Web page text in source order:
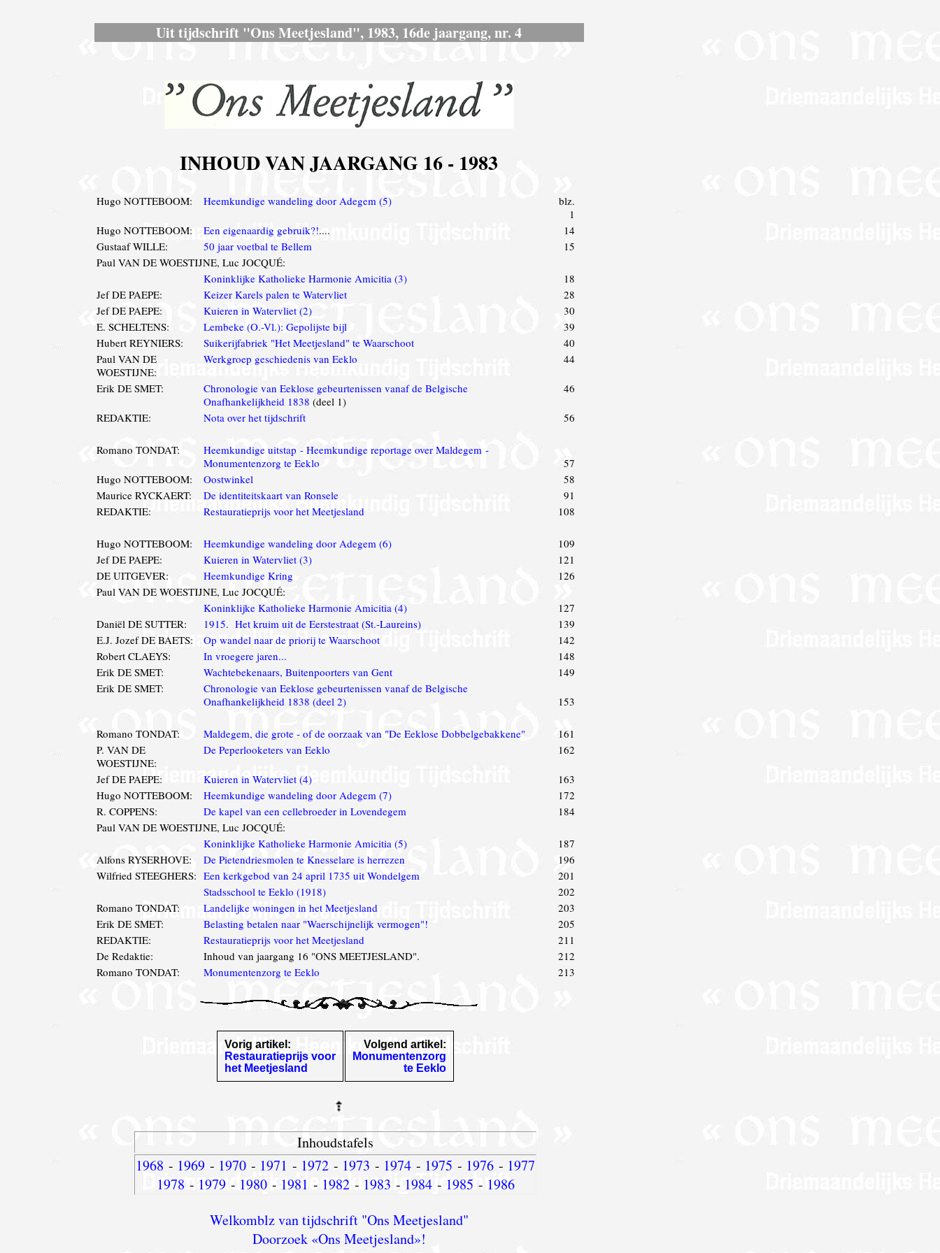
Uit tijdschrift "Ons Meetjesland", 1983, 16de jaargang, nr. 4
INHOUD VAN JAARGANG 16 - 1983
Hugo NOTTEBOOM: Heemkundige wandeling door Adegem (5)
blz.
1
Hugo NOTTEBOOM:
Een eigenaardig gebruik?!....
14
Gustaaf WILLE:
50 jaar voetbal te Bellem
15
Paul VAN DE WOESTIJNE, Luc JOCQUÉ:
Koninklijke Katholieke Harmonie Amicitia (3)
18
Jef DE PAEPE:
Keizer Karels palen te Watervliet
28
Jef DE PAEPE:
Kuieren in Watervliet (2)
30
E. SCHELTENS:
Lembeke (O.-Vl.): Gepolijste bijl
39
Hubert REYNIERS:
Suikerijfabriek "Het Meetjesland" te Waarschoot
40
Paul VAN DE
WOESTIJNE:
Werkgroep geschiedenis van Eeklo 44
Erik DE SMET:
Chronologie van Eeklose gebeurtenissen vanaf de Belgische
Onafhankelijkheid 1838 (deel 1)
46
REDAKTIE: Nota over het tijdschrift 56
Romano TONDAT:
Heemkundige uitstap - Heemkundige reportage over Maldegem -
Monumentenzorg te Eeklo
57
Hugo NOTTEBOOM:
Oostwinkel
58
Maurice RYCKAERT:
De identiteitskaart van Ronsele
91
REDAKTIE:
Restauratieprijs voor het Meetjesland 108
Hugo NOTTEBOOM: Heemkundige wandeling door Adegem (6)
109
Jef DE PAEPE:
Kuieren in Watervliet (3)
121
DE UITGEVER:
Heemkundige Kring
126
Paul VAN DE WOESTIJNE, Luc JOCQUÉ:
Koninklijke Katholieke Harmonie Amicitia (4)
127
Daniël DE SUTTER:
1915. Het kruim uit de Eerstestraat (St.-Laureins)
139
E.J. Jozef DE BAETS:
Op wandel naar de priorij te Waarschoot
142
Robert CLAEYS:
In vroegere jaren...
148
Erik DE SMET:
Wachtebekenaars, Buitenpoorters van Gent
149
Erik DE SMET:
Chronologie van Eeklose gebeurtenissen vanaf de Belgische
Onafhankelijkheid 1838 (deel 2)
153
Romano TONDAT: Maldegem, die grote - of de oorzaak van "De Eeklose Dobbelgebakkene"
161
P. VAN DE
WOESTIJNE:
De Peperlooketers van Eeklo 162
Jef DE PAEPE: Kuieren in Watervliet (4)
163
Hugo NOTTEBOOM:
Heemkundige wandeling door Adegem (7)
172
R. COPPENS:
De kapel van een cellebroeder in Lovendegem
184
Paul VAN DE WOESTIJNE, Luc JOCQUÉ:
Koninklijke Katholieke Harmonie Amicitia (5)
187
Alfons RYSERHOVE:
De Pietendriesmolen te Knesselare is herrezen
196
Wilfried STEEGHERS: Een kerkgebod van 24 april 1735 uit Wondelgem
201
Stadsschool te Eeklo (1918)
202
Romano TONDAT:
Landelijke woningen in het Meetjesland
203
Erik DE SMET:
Belasting betalen naar "Waerschijnelijk vermogen"!
205
REDAKTIE:
Restauratieprijs voor het Meetjesland
211
De Redaktie:
Inhoud van jaargang 16 "ONS MEETJESLAND".
212
Romano TONDAT:
Monumentenzorg te Eeklo 213
Vorig artikel:
Restauratieprijs voor
het Meetjesland
Volgend artikel:
Monumentenzorg
te Eeklo
Inhoudstafels
1968 - 1969 - 1970 - 1971 - 1972 - 1973 - 1974 - 1975 - 1976 - 1977
1978 - 1979- 1980- 1981 - 1982- 1983 - 1984- 1985 - 1986
Welkomblz van tijdschrift "Ons Meetjesland"
Doorzoek «Ons Meetjesland»!